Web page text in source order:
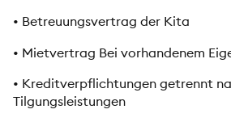
• Betreuungsvertrag der Kita
• Mietvertrag Bei vorhandenem
• Kreditverpflichtungen getrennt
Tilgungsleistungen